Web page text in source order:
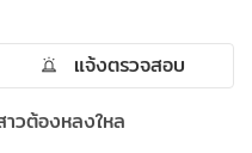
แจ้งตรวจสอบ